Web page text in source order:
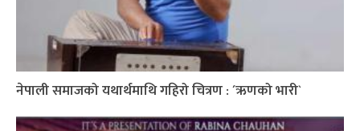
नेपाली समाजको यथार्थमाथि गहिरो चित्रण : ´ऋणको भारी`